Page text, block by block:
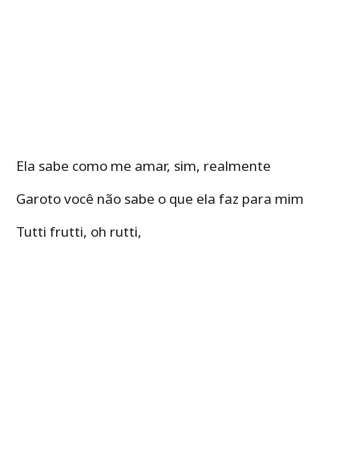
Ela sabe como me amar, sim, realmente
Garoto você não sabe o que ela faz para mim
Tutti frutti, oh rutti,